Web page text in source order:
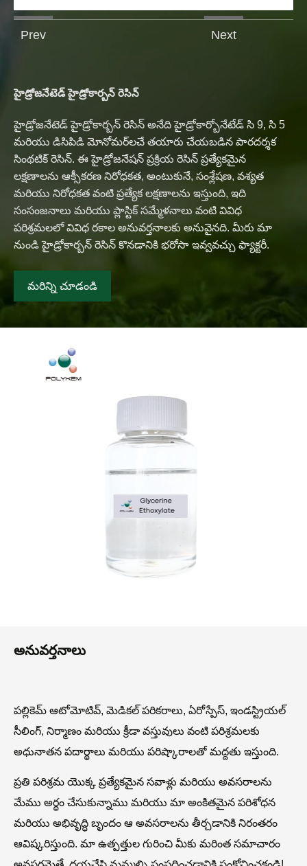
Prev Next
హైడ్రోజనేటెడ్ హైడ్రోకార్బన్ రెసిన్
హైడ్రోజనేటెడ్ హైడ్రోకార్బన్ రెసిన్ అనేది హైడ్రోకార్బోనేటేడ్ సి 9, సి 5
మరియు డిసిపిడి మోనోమర్‌లచే తయారు చేయబడిన పారదర్శక
సింథటిక్ రెసిన్. ఈ హైడ్రోజనేషన్ ప్రక్రియ రెసిన్ ప్రత్యేకమైన
లక్షణాలను ఆక్సీకరణ నిరోధకత, అంటుకునే, సంశ్లేషణ, వశ్యత
మరియు నిరోధకత వంటి ప్రత్యేక లక్షణాలను ఇస్తుంది, ఇది
సంసంజనాలు మరియు ప్లాస్టిక్ సమ్మేళనాలు వంటి వివిధ
పరిశ్రమలలో వివిధ రకాల అనువర్తనాలకు అనువైనది. మీరు మా
నుండి హైడ్రోకార్బన్ రెసిన్ కొనడానికి భరోసా ఇవ్వవచ్చు ఫ్యాక్టరీ.
మరిన్ని చూడండి
అనువర్తనాలు
పల్లికెమ్ ఆటోమోటివ్, మెడికల్ పరికరాలు, ఏరోస్పేస్, ఇండస్ట్రియల్
సీలింగ్, నిర్మాణం మరియు క్రీడా వస్తువులు వంటి పరిశ్రమలకు
అధునాతన పదార్థాలు మరియు పరిష్కారాలతో మద్దతు ఇస్తుంది.
ప్రతి పరిశ్రమ యొక్క ప్రత్యేకమైన సవాళ్లు మరియు అవసరాలను
మేము అర్థం చేసుకున్నాము మరియు మా అంకితమైన పరిశోధన
మరియు అభివృద్ధి బృందం ఆ అవసరాలను తీర్చడానికి నిరంతరం
ఆవిష్కరిస్తుంది. మా ఉత్పత్తుల గురించి మీకు మరింత సమాచారం